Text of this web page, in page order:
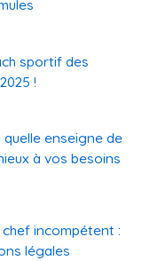
sportif des
!
enseigne de
à vos besoins
incompétent :
légales